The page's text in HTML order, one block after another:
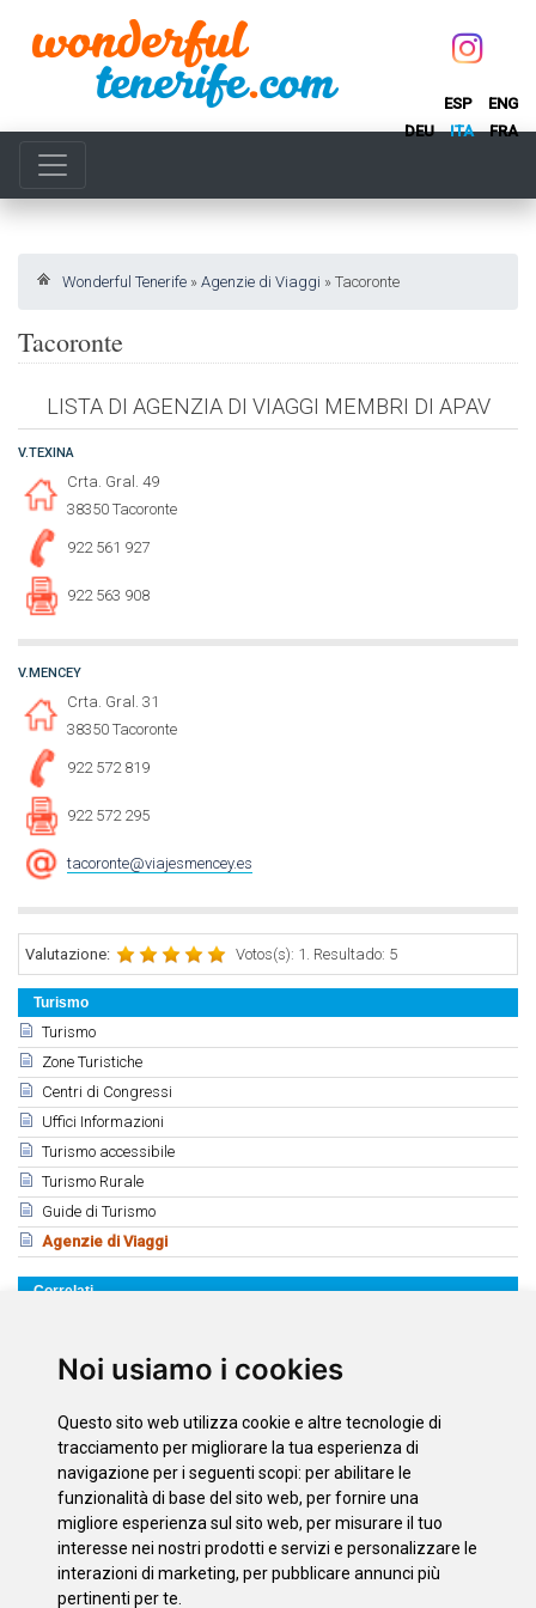
Noi usiamo i cookies
Questo sito web utilizza cookie e altre tecnologie di
tracciamento per migliorare la tua esperienza di
navigazione per i seguenti scopi: per abilitare le
funzionalità di base del sito web, per fornire una
migliore esperienza sul sito web, per misurare il tuo
interesse nei nostri prodotti e servizi e personalizzare le
interazioni di marketing, per pubblicare annunci più
pertinenti per te
ESP
ENG
DEU
ITA FRA
Wonderful Tenerife » Agenzie di Viaggi » Tacoronte
Turismo
Turismo
Zone Turistiche
Centri di Congressi
Uffici Informazioni
Turismo accessibile
Turismo Rurale
Guide di Turismo
Agenzie di Viaggi
Correlati
Playa de las Américas - Los Cristianos Arona
Santa Cruz de Tenerife
La Laguna
Tacoronte
La Orotava - Los Realejos
Tacoronte
LISTA DI AGENZIA DI VIAGGI MEMBRI DI APAV
V.TEXINA
Crta. Gral. 49
38350 Tacoronte
922 561 927
922 563 908
V.MENCEY
Crta. Gral. 31
38350 Tacoronte
922 572 819
922 572 295
tacoronte@viajesmencey.es
Valutazione: Votos(s): 1. Resultado: 5